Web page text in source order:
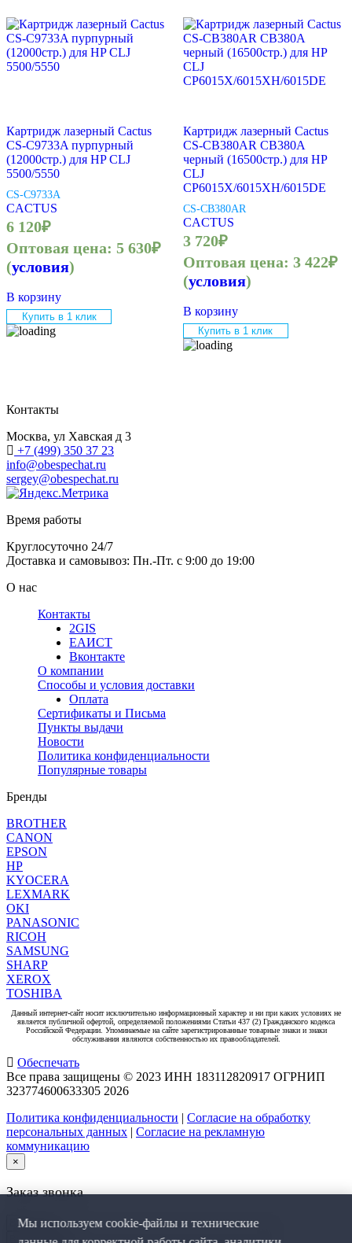
Картридж лазерный Cactus
CS-C9733A пурпурный
(12000стр.) для HP CLJ
5500/5550
CS-C9733A
CACTUS
6 120₽
Оптовая цена: 5 630₽
(условия)
В корзину
Купить в 1 клик
Картридж лазерный Cactus
CS-CB380AR CB380A
черный (16500стр.) для HP
CLJ
CP6015X/6015XH/6015DE
CS-CB380AR
CACTUS
3 720₽
Оптовая цена: 3 422₽
(условия)
В корзину
Купить в 1 клик
Контакты
Москва, ул Хавская д 3
+7 (499) 350 37 23
info@obespechat.ru
sergey@obespechat.ru
Время работы
Круглосуточно 24/7
Доставка и самовывоз: Пн.-Пт. с 9:00 до 19:00
О нас
Контакты
2GIS
ЕАИСТ
Вконтакте
О компании
Способы и условия доставки
Оплата
Сертификаты и Письма
Пункты выдачи
Новости
Политика конфиденциальности
Популярные товары
Бренды
BROTHER
CANON
EPSON
HP
KYOCERA
LEXMARK
OKI
PANASONIC
RICOH
SAMSUNG
SHARP
XEROX
TOSHIBA
Данный интернет-сайт носит исключительно информационный характер и ни при каких условиях не
является публичной офертой, определяемой положениями Статьи 437 (2) Гражданского кодекса
Российской Федерации. Упоминаемые на сайте зарегистрированные товарные знаки и знаки
обслуживания являются собственностью их правообладателей.
Обеспечать
Все права защищены © 2023 ИНН 183112820917 ОГРНИП
323774600633305 2026
Политика конфиденциальности | Согласие на обработку
персональных данных | Согласие на рекламную
коммуникацию
×
Заказ звонка
Мы используем cookie-файлы и технические